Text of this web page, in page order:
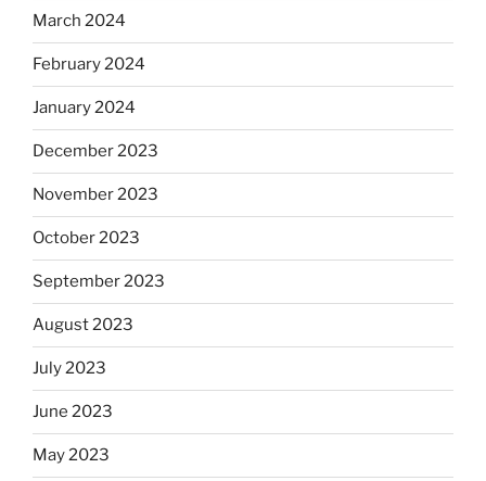
March 2024
February 2024
January 2024
December 2023
November 2023
October 2023
September 2023
August 2023
July 2023
June 2023
May 2023